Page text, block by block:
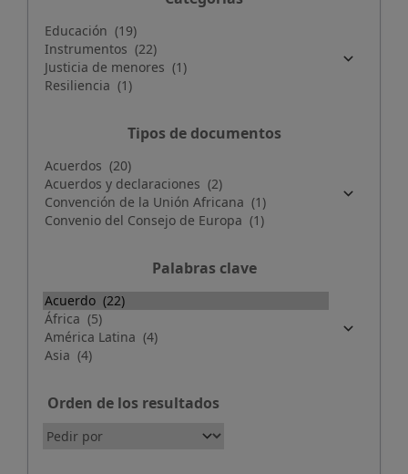
Tipos de documentos
Palabras clave
Orden de los resultados